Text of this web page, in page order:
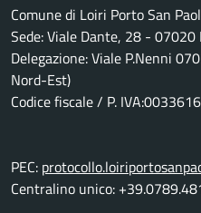
Comune di Loiri Porto San
Sede: Viale Dante, 28 -
Delegazione: Viale P.Nenni
Nord-Est)
Codice fiscale / P.
PEC:
Centralino unico: